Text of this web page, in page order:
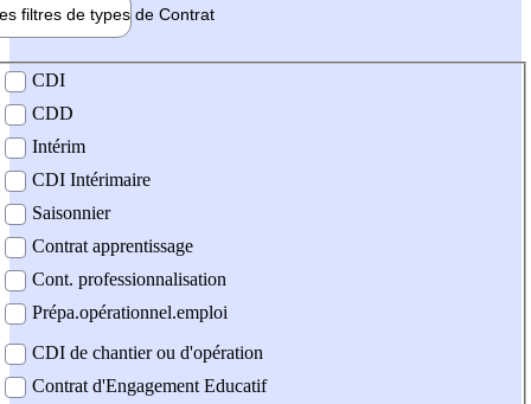
filtres de types de Contrat
contrat
CDI
CDD
Intérim
CDI Intérimaire
Saisonnier
Contrat apprentissage
Cont. professionnalisation
Prépa.opérationnel.emploi
CDI de chantier ou d'opération
Contrat d'Engagement Educatif